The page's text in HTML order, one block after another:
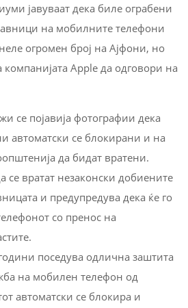
јавуваат дека биле ограбени
на мобилните телефони
огромен број на Ајфони, но
Apple да одговори на
се појавија фотографии дека
автоматски се блокирани и на
да бидат вратени.
се вратат незаконски добиените
и предупредува дека ќе го
со пренос на
поседува одлична заштита
на мобилен телефон од
автоматски се блокира и